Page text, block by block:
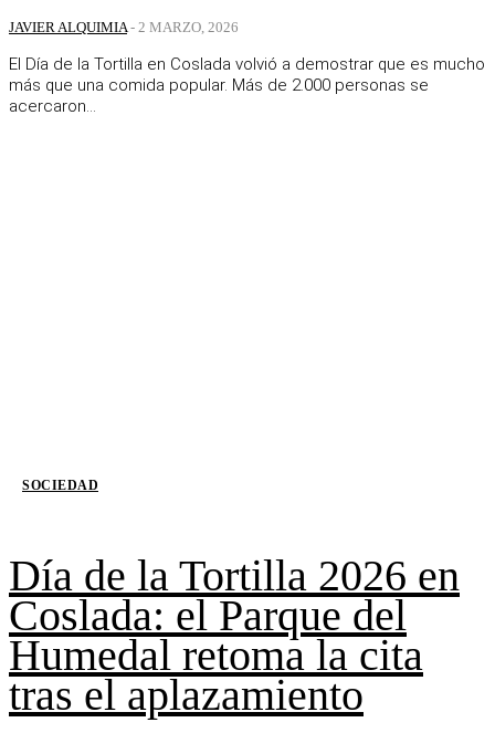
JAVIER ALQUIMIA - 2 MARZO, 2026
El Día de la Tortilla en Coslada volvió a demostrar que es mucho
más que una comida popular. Más de 2.000 personas se
acercaron...
SOCIEDAD
Día de la Tortilla 2026 en
Coslada: el Parque del
Humedal retoma la cita
tras el aplazamiento